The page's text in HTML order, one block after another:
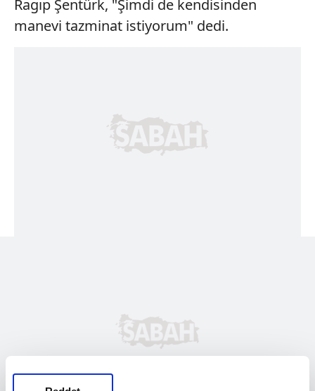
Ragıp Şentürk, "Şimdi de kendisinden
manevi tazminat istiyorum" dedi.